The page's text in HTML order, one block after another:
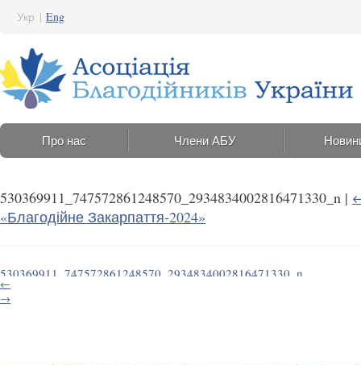
Укр | Eng
Про нас Члени АБУ
530369911_747572861248570_2934834002816471330_n |
«Благодійне Закарпаття-2024»
530369911_747572861248570_2934834002816471330_n
13 Серпня 2025 12:30
←
→